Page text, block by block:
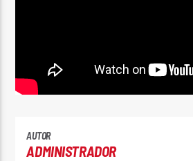
Rádio No ar
AUTOR
ADMINISTRADOR